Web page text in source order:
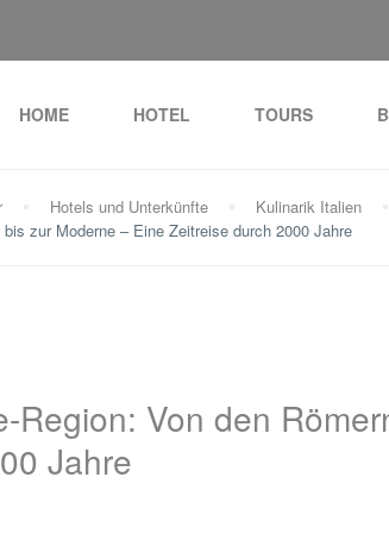
HOME HOTEL TOURS
Hotels und Unterkünfte Kulinarik Italien
zur Moderne – Eine Zeitreise durch 2000 Jahre
Region: Von den
Jahre